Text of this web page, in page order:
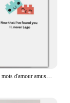
Carte de jeu de mots d'amour amusante pour la Saint-Valentin ou anniversaire, petit ami, petite amie, mari ou femme, 1PC